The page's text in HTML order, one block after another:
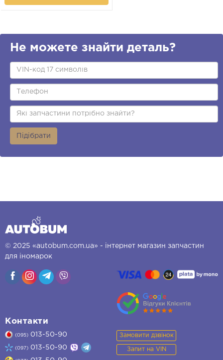
Не можете знайти деталь?
Підібрати
© 2025 «autobum.com.ua» - інтернет магазин запчастин
для іномарок
Контакти
(095) 013-50-90
(097) 013-50-90
Замовити дзвінок
Запит на VIN